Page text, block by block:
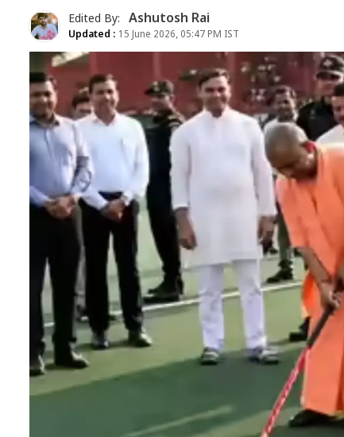
Edited By: Ashutosh Rai
Updated : 15 June 2026, 05:47 PM IST